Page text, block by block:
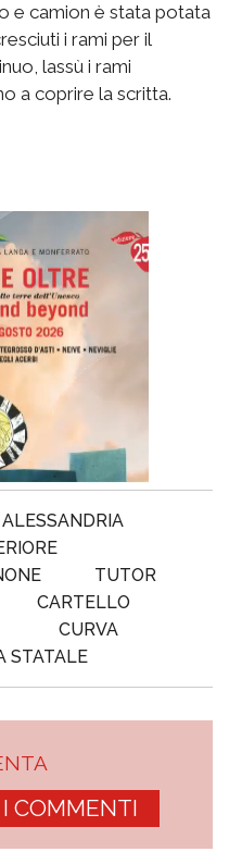
e camion è stata potata
i rami per il
lassù i rami
a coprire la scritta.
ALESSANDRIA
TUTOR
CARTELLO
CURVA
STATALE
COMMENTI